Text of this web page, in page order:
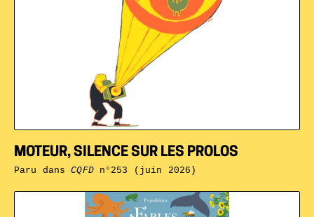
MOTEUR, SILENCE SUR LES PROLOS
Paru dansCQFDn°253 (juin 2026)